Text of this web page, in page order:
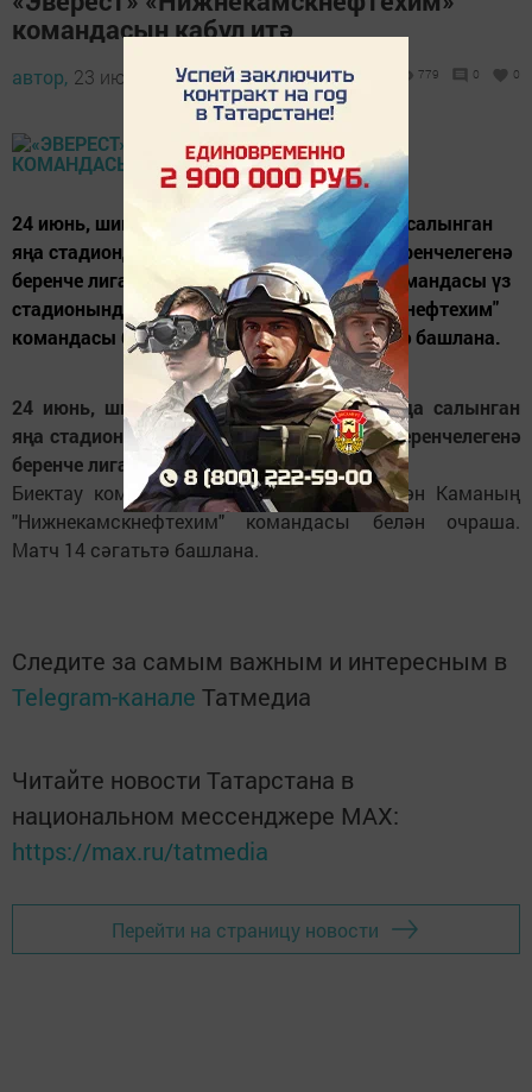
командасын кабул итә
автор, 23 июнь 2017 - 07:18 779 0 0
24 июнь, шимбә көнне, Биектау районында салынган
яңа стадионда футбол буенча Татарстан беренчелегенә
беренче лига уеннары башлана. Биектау командасы үз
стадионында Түбән Каманың "Нижнекамскнефтехим"
командасы белән очраша. Матч 14 сәгатьтә башлана.
24 июнь, шимбә көнне, Биектау районында салынган
яңа стадионда футбол буенча Татарстан беренчелегенә
беренче лига уеннары башлана.
Биектау командасы үз стадионында Түбән Каманың
"Нижнекамскнефтехим" командасы белән очраша.
Матч 14 сәгатьтә башлана.
Следите за самым важным и интересным в
Telegram-канале Татмедиа
Читайте новости Татарстана в
национальном мессенджере MАХ:
https://max.ru/tatmedia
Перейти на страницу новости